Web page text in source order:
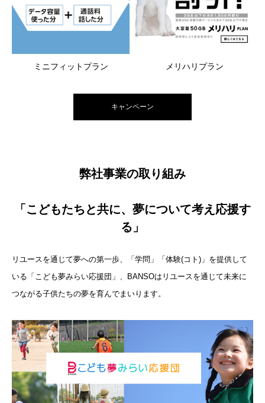
ミニフィットプラン メリハリプラン
キャンペーン
弊社事業の取り組み
「こどもたちと共に、夢について考え応援す
る」
リユースを通じて夢への第一歩、「学問」「体験(コト)」を提供して
いる「こども夢みらい応援団」、BANSOはリユースを通じて未来に
つながる子供たちの夢を育んでまいります。